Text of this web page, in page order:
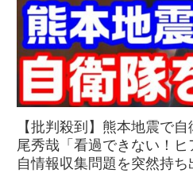
【批判殺到】熊本地震で
尾秀哉「看過できない！
自情報収集問題を突然持